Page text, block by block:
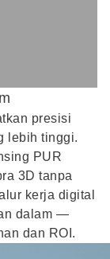
presisi
lebih tinggi.
PUR
3D tanpa
kerja digital
dalam —
dan ROI.